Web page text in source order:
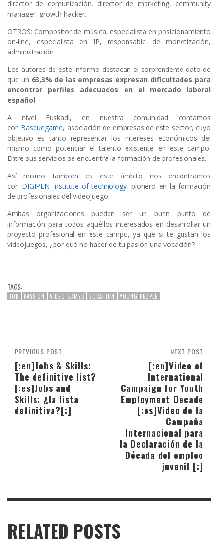
director de comunicación, director de marketing, community
manager, growth hacker.
OTROS: Compositor de música, especialista en posicionamiento
on-line, especialista en IP, responsable de monetización,
administración.
Los autores de este informe destacan el sorprendente dato de
que un 63,3% de las empresas expresan dificultades para
encontrar perfiles adecuados en el mercado laboral
español.
A nivel Euskadi, en nuestra comunidad contamos
con Basquegame, asociación de empresas de este sector, cuyo
objetivo es tanto representar los intereses económicos del
mismo como potenciar el talento existente en este campo.
Entre sus servicios se encuentra la formación de profesionales.
Así mismo también es este ámbito nos encontramos
con DIGIPEN Institute of technology, pionero en la formación
de profesionales del videojuego.
Ambas organizaciones pueden ser un buen punto de
información para todos aquéllos interesados en desarrollar un
proyecto profesional en este campo, ya que si te gustan los
videojuegos, ¿por qué no hacer de tu pasión una vocación?
TAGS:
JOB PASSION VIDEO GAMES VOCATION YOUNG PEOPLE
NEXT POST
[:en]Video of
International
Campaign for Youth
Employment Decade
[:es]Video de la
Campaña
Internacional para
la Declaración de la
Década del empleo
juvenil [:]
PREVIOUS POST
[:en]Jobs & Skills:
The definitive list?
[:es]Jobs and
Skills: ¿la lista
definitiva?[:]
RELATED POSTS